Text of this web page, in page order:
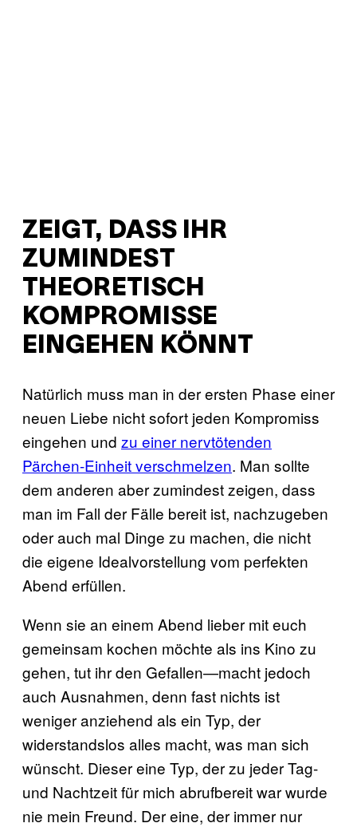
ZEIGT, DASS IHR
ZUMINDEST
THEORETISCH
KOMPROMISSE
EINGEHEN KÖNNT
Natürlich muss man in der ersten Phase einer
neuen Liebe nicht sofort jeden Kompromiss
eingehen und zu einer nervtötenden
Pärchen-Einheit verschmelzen. Man sollte
dem anderen aber zumindest zeigen, dass
man im Fall der Fälle bereit ist, nachzugeben
oder auch mal Dinge zu machen, die nicht
die eigene Idealvorstellung vom perfekten
Abend erfüllen.
Wenn sie an einem Abend lieber mit euch
gemeinsam kochen möchte als ins Kino zu
gehen, tut ihr den Gefallen—macht jedoch
auch Ausnahmen, denn fast nichts ist
weniger anziehend als ein Typ, der
widerstandslos alles macht, was man sich
wünscht. Dieser eine Typ, der zu jeder Tag-
und Nachtzeit für mich abrufbereit war wurde
nie mein Freund. Der eine, der immer nur